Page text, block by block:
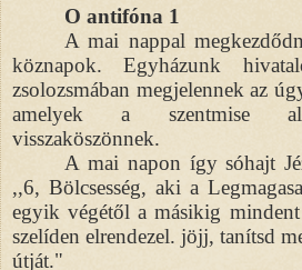
O antifóna 1
A mai nappal
köznapok. Egyházunk
zsolozsmában megjelennek az
amelyek a szentmise
visszaköszönnek.
A mai napon így sóhajt
,,6, Bölcsesség, aki a
egyik végétől a másikig
szelíden elrendezel. jöjj, tanítsd
útját."